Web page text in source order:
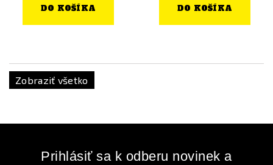
DO KOŠÍKA DO KOŠÍKA
Zobraziť všetko
Prihlásiť sa k odberu novinek a